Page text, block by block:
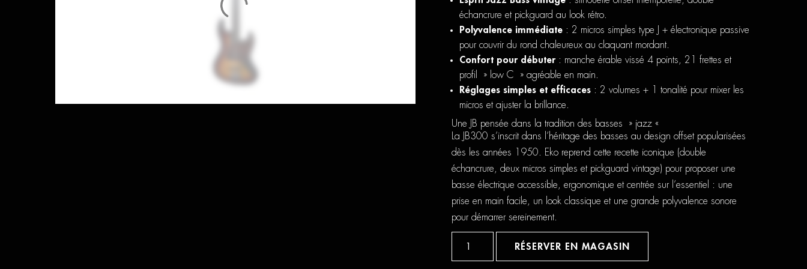
échancrure et pickguard au look rétro.
Polyvalence immédiate: 2 micros simples type J + électronique passive
pour couvrir du rond chaleureux au claquant mordant.
Confort pour débuter: manche érable vissé 4 points, 21 frettes et
profil » low C » agréable en main.
Réglages simples et efficaces: 2 volumes + 1 tonalité pour mixer les
micros et ajuster la brillance.
Une JB pensée dans la tradition des basses » jazz «
La JB300 s’inscrit dans l’héritage des basses au design offset popularisées
dès les années 1950. Eko reprend cette recette iconique (double
échancrure, deux micros simples et pickguard vintage) pour proposer une
basse électrique accessible, ergonomique et centrée sur l’essentiel : une
prise en main facile, un look classique et une grande polyvalence sonore
pour démarrer sereinement.
RÉSERVER EN MAGASIN